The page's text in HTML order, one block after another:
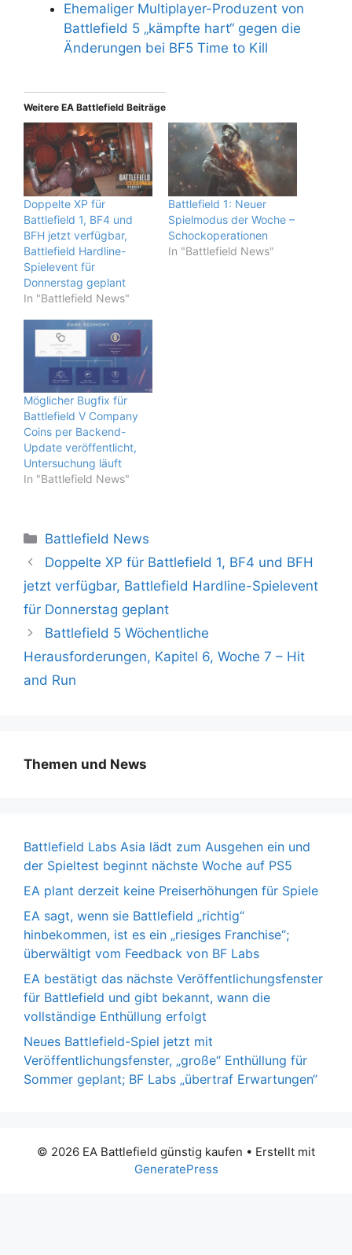
Ehemaliger Multiplayer-Produzent von
Battlefield 5 „kämpfte hart“ gegen die
Änderungen bei BF5 Time to Kill
Weitere EA Battlefield Beiträge
Doppelte XP für
Battlefield 1, BF4 und
BFH jetzt verfügbar,
Battlefield Hardline-
Spielevent für
Donnerstag geplant
In "Battlefield News"
Battlefield 1: Neuer
Spielmodus der Woche –
Schockoperationen
In "Battlefield News"
Möglicher Bugfix für
Battlefield V Company
Coins per Backend-
Update veröffentlicht,
Untersuchung läuft
In "Battlefield News"
Kategorien
Battlefield News
Doppelte XP für Battlefield 1, BF4 und BFH
jetzt verfügbar, Battlefield Hardline-Spielevent
für Donnerstag geplant
Battlefield 5 Wöchentliche
Herausforderungen, Kapitel 6, Woche 7 – Hit
and Run
Themen und News
Battlefield Labs Asia lädt zum Ausgehen ein und
der Spieltest beginnt nächste Woche auf PS5
EA plant derzeit keine Preiserhöhungen für Spiele
EA sagt, wenn sie Battlefield „richtig“
hinbekommen, ist es ein „riesiges Franchise“;
überwältigt vom Feedback von BF Labs
EA bestätigt das nächste Veröffentlichungsfenster
für Battlefield und gibt bekannt, wann die
vollständige Enthüllung erfolgt
Neues Battlefield-Spiel jetzt mit
Veröffentlichungsfenster, „große“ Enthüllung für
Sommer geplant; BF Labs „übertraf Erwartungen“
© 2026 EA Battlefield günstig kaufen • Erstellt mit
GeneratePress